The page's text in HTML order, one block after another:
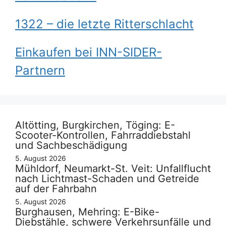
1322 – die letzte Ritterschlacht
Einkaufen bei INN-SIDER-
Partnern
Altötting, Burgkirchen, Töging: E-
Scooter-Kontrollen, Fahrraddiebstahl
und Sachbeschädigung
5. August 2026
Mühldorf, Neumarkt-St. Veit: Unfallflucht
nach Lichtmast-Schaden und Getreide
auf der Fahrbahn
5. August 2026
Burghausen, Mehring: E-Bike-
Diebstähle, schwere Verkehrsunfälle und